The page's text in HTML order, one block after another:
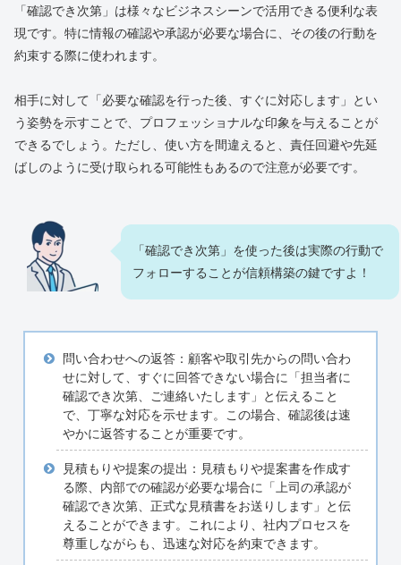
「確認でき次第」は様々なビジネスシーンで活用できる便利な表
現です。特に情報の確認や承認が必要な場合に、その後の行動を
約束する際に使われます。
相手に対して「必要な確認を行った後、すぐに対応します」とい
う姿勢を示すことで、プロフェッショナルな印象を与えることが
できるでしょう。ただし、使い方を間違えると、責任回避や先延
ばしのように受け取られる可能性もあるので注意が必要です。
「確認でき次第」を使った後は実際の行動で
フォローすることが信頼構築の鍵ですよ！
問い合わせへの返答：顧客や取引先からの問い合わ
せに対して、すぐに回答できない場合に「担当者に
確認でき次第、ご連絡いたします」と伝えること
で、丁寧な対応を示せます。この場合、確認後は速
やかに返答することが重要です。
見積もりや提案の提出：見積もりや提案書を作成す
る際、内部での確認が必要な場合に「上司の承認が
確認でき次第、正式な見積書をお送りします」と伝
えることができます。これにより、社内プロセスを
尊重しながらも、迅速な対応を約束できます。